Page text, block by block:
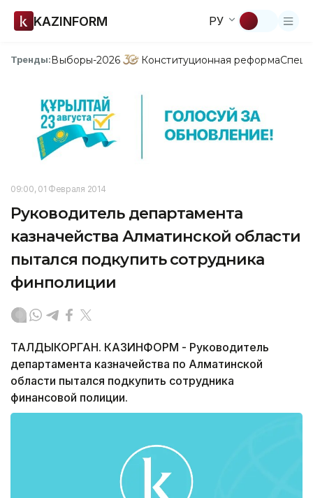
KAZINFORM РУ
Тренды:Выборы-2026 Конституционная реформа
09:00, 01 Февраля 2014
Руководитель департамента
казначейства Алматинской области
пытался подкупить сотрудника
финполиции
ТАЛДЫКОРГАН. КАЗИНФОРМ - Руководитель
департамента казначейства по Алматинской
области пытался подкупить сотрудника
финансовой полиции.